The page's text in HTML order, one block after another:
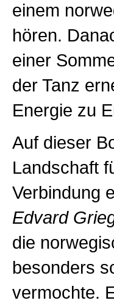
einem
hören.
einer
der Tanz
Energie zu
Auf dieser
Landschaft
Verbindung
Edvard
die
besonders
vermochte.